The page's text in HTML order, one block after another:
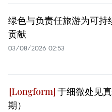
绿色与负责任旅游为可持
贡献
03/08/2026 02:53
于细微处见
期）